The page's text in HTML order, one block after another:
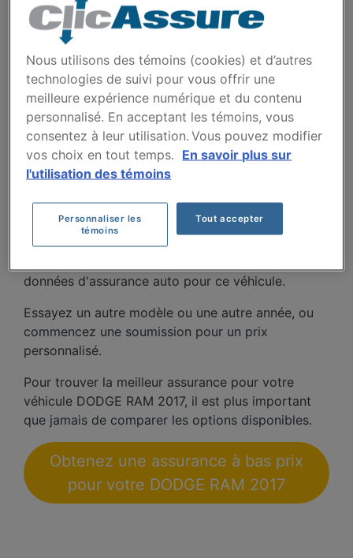
COÛTS D'ASSURANCE
AUTO DODGE RAM 2017.
données d'assurance auto pour ce véhicule.
Essayez un autre modèle ou une autre année, ou
commencez une soumission pour un prix
personnalisé.
Pour trouver la meilleur assurance pour votre
véhicule DODGE RAM 2017, il est plus important
que jamais de comparer les options disponibles.
Obtenez une assurance à bas prix
pour votre DODGE RAM 2017
Nous utilisons des témoins (cookies) et d’autres
technologies de suivi pour vous offrir une
meilleure expérience numérique et du contenu
personnalisé. En acceptant les témoins, vous
consentez à leur utilisation. Vous pouvez modifier
vos choix en tout temps. En savoir plus sur
l'utilisation des témoins
Personnaliser les
témoins
Tout accepter